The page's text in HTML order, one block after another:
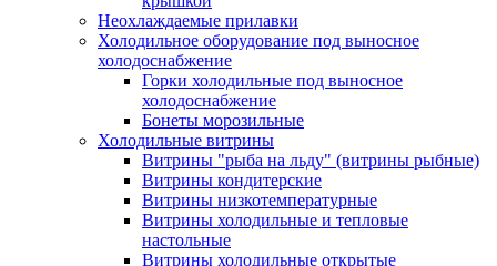
Неохлаждаемые прилавки
Холодильное оборудование под выносное
холодоснабжение
Горки холодильные под выносное
холодоснабжение
Бонеты морозильные
Холодильные витрины
Витрины "рыба на льду" (витрины рыбные)
Витрины кондитерские
Витрины низкотемпературные
Витрины холодильные и тепловые
настольные
Витрины холодильные открытые